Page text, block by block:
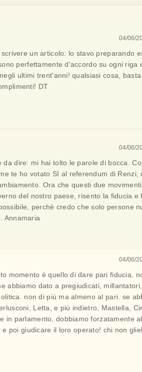
04/06/
un articolo: lo stavo preparando
perfettamente d'accordo su ogni riga
ultimi trent'anni! qualsiasi cosa,
DT
04/06/
dire: mi hai tolto le parole di bocca.
te ho votato SI al referendum di Renzi,
Ora che questi due
del nostro paese, risento la fiducia e
perchè credo che solo persone
Annamaria
04/06/
momento è quello di dare pari fiducia,
abbiamo dato a pregiudicati, millantatori,
non di più ma almeno al pari. se
Letta, e più indietro, Mastella,
in parlamento, dobbiamo forzatamente
poi giudicare il loro operato! chi non